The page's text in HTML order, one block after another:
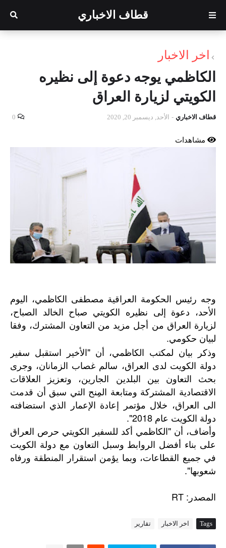
قطاف الاخباري
اخر الاخبار
الكاظمي يوجه دعوة إلى نظيره
الكويتي لزيارة العراق
قطاف الاخباري - الأحد, ديسمبر 20, 2020 0
مشاهدات
وجه رئيس الحكومة العراقية مصطفى الكاظمي، اليوم
الأحد، دعوة إلى نظيره الكويتي صباح الخالد الصباح،
لزيارة العراق من أجل مزيد من التعاون المشترك، وفقا
لبيان حكومي.
وذكر بيان لمكتب الكاظمي، أن "الأخير استقبل سفير
دولة الكويت لدى العراق، سالم غصاب الزمانان، وجرى
بحث التعاون بين البلدين الجارين، وتعزيز العلاقات
الاقتصادية المشتركة ومتابعة المِنح التي سبق أن قدمت
الى العراق، خلال مؤتمر إعادة الإعمار الذي استضافته
دولة الكويت عام 2018".
وأضاف، أن "الكاظمي أكد للسفير الكويتي حرص العراق
على بناء أفضل الروابط وسبل التعاون مع دولة الكويت
في جميع القطاعات، وبما يؤمن استقرار المنطقة ورفاه
شعوبها".
المصدر : RT
Tags اخر الاخبار تقارير